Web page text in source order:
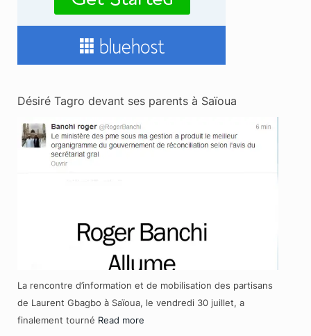
Désiré Tagro devant ses parents à Saïoua
La rencontre d’information et de mobilisation des partisans
de Laurent Gbagbo à Saïoua, le vendredi 30 juillet, a
finalement tourné Read more